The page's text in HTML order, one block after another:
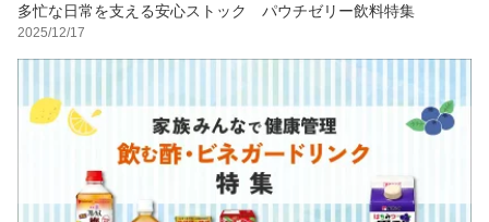
多忙な日常を支える安心ストック パウチゼリー飲料特集
2025/12/17